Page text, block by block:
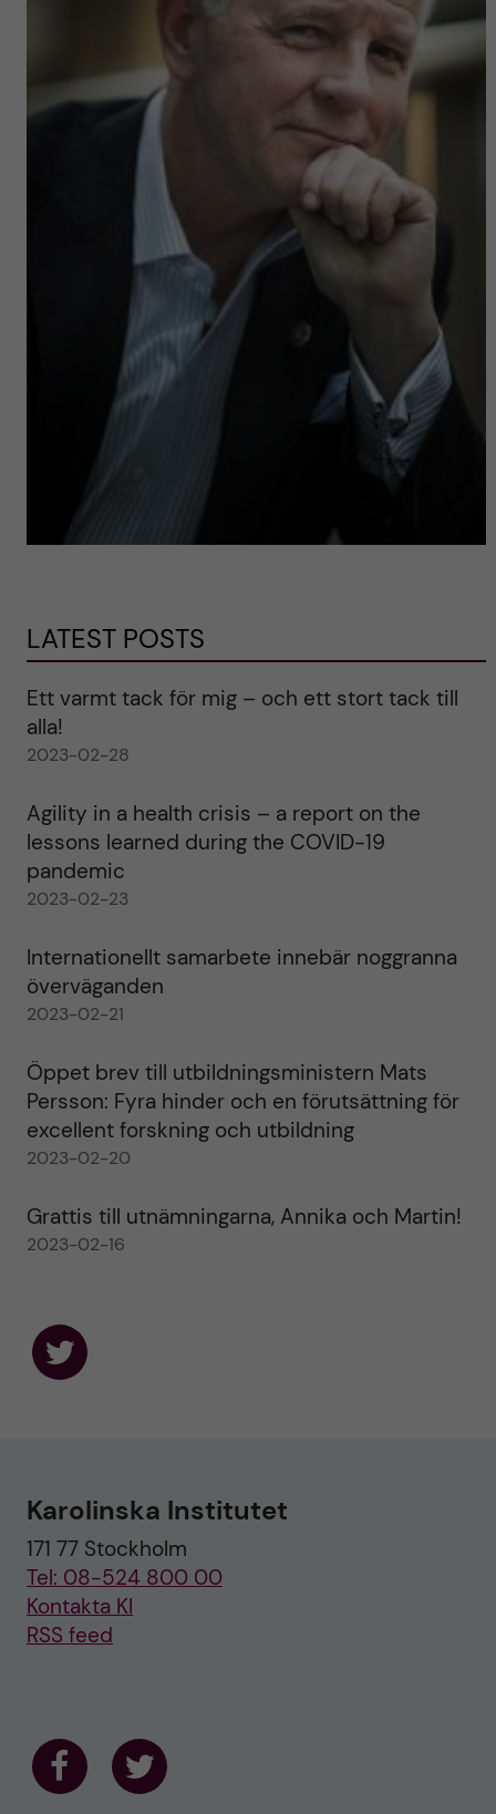
LATEST POSTS
Ett varmt tack för mig – och ett stort tack till
alla!
2023-02-28
Agility in a health crisis – a report on the
lessons learned during the COVID-19
pandemic
2023-02-23
Internationellt samarbete innebär noggranna
överväganden
2023-02-21
Öppet brev till utbildningsministern Mats
Persson: Fyra hinder och en förutsättning för
excellent forskning och utbildning
2023-02-20
Grattis till utnämningarna, Annika och Martin!
2023-02-16
s
n
w
i
t
t
Karolinska Institutet
171 77 Stockholm
Tel: 08-524 800 00
Kontakta KI
RSS feed
F F